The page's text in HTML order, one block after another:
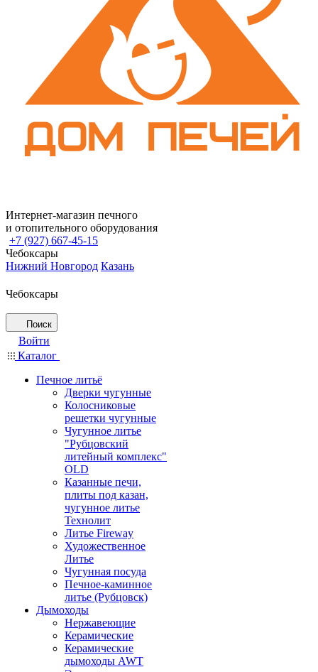
Интернет-магазин печного
и отопительного оборудования
+7 (927) 667-45-15
Чебоксары
Нижний Новгород Казань
Чебоксары
Поиск
Войти
Каталог
Печное литьё
Дверки чугунные
Колосниковые
решетки чугунные
Чугунное литье
"Рубцовский
литейный комплекс"
OLD
Казанные печи,
плиты под казан,
чугунное литье
Технолит
Литье Fireway
Художественное
Литье
Чугунная посуда
Печное-каминное
литье (Рубцовск)
Дымоходы
Нержавеющие
Керамические
Керамические
дымоходы AWT